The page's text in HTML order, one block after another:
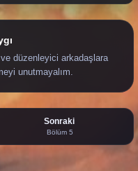
düzenleyici arkadaşlara
unutmayalım.
Sonraki
Bölüm 5